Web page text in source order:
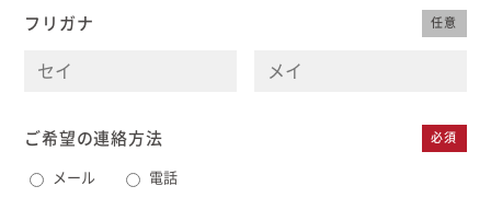
むぎくらについて
フリガナ 任意
ご希望の連絡方法 必須
メール 電話